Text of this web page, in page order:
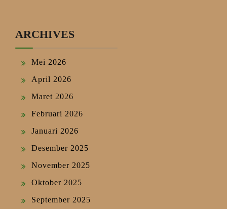
ARCHIVES
Mei 2026
April 2026
Maret 2026
Februari 2026
Januari 2026
Desember 2025
November 2025
Oktober 2025
September 2025